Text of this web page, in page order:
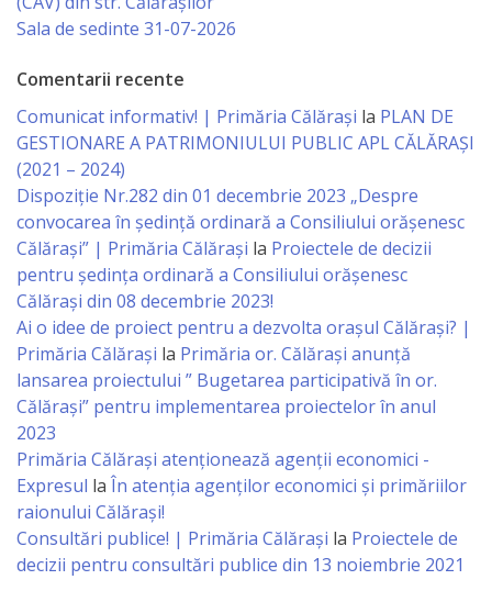
Specialist
în
Construcţii,
Gospodărie
Comunală
şi
Drumuri
Specialist
în
Problemele
Antreprenoriat,
Business
şi
Comerţ
Sala de sedinte 31-07-2026
Comentarii recente
Comunicat informativ! | Primăria Călărași la PLAN DE
GESTIONARE A PATRIMONIULUI PUBLIC APL CĂLĂRAȘI
(2021 – 2024)
Dispoziție Nr.282 din 01 decembrie 2023 „Despre
convocarea în ședință ordinară a Consiliului orășenesc
Călărași” | Primăria Călărași la Proiectele de decizii
pentru ședința ordinară a Consiliului orășenesc
Călărași din 08 decembrie 2023!
Ai o idee de proiect pentru a dezvolta orașul Călărași? |
Primăria Călărași la Primăria or. Călărași anunță
lansarea proiectului ” Bugetarea participativă în or.
Călărași” pentru implementarea proiectelor în anul
2023
Primăria Călăraşi atenţionează agenţii economici -
Expresul la În atenția agenților economici și primăriilor
raionului Călărași!
Consultări publice! | Primăria Călărași la Proiectele de
decizii pentru consultări publice din 13 noiembrie 2021